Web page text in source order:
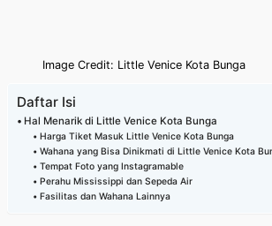
Image Credit: Little Venice Kota Bunga
Daftar Isi
Hal Menarik di Little Venice Kota Bunga
Harga Tiket Masuk Little Venice Kota Bunga
Wahana yang Bisa Dinikmati di Little Venice Kota
Tempat Foto yang Instagramable
Perahu Mississippi dan Sepeda Air
Fasilitas dan Wahana Lainnya